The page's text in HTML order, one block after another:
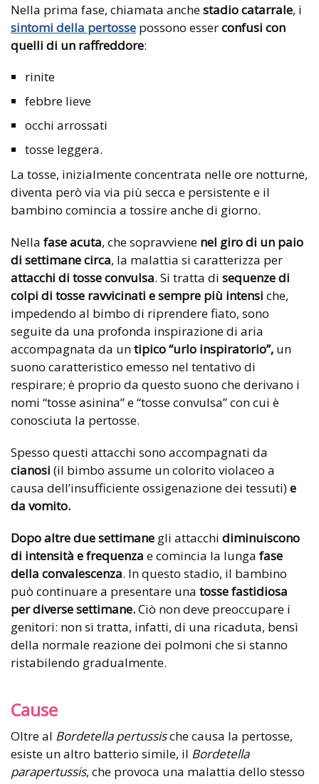
Nella prima fase, chiamata anchestadio catarrale, i
sintomi della pertosse possono esserconfusi con
quelli di un raffreddore:
rinite
febbre lieve
occhi arrossati
tosse leggera.
La tosse, inizialmente concentrata nelle ore notturne,
diventa però via via più secca e persistente e il
bambino comincia a tossire anche di giorno.
Nella fase acuta, che sopravviene nel giro di un paio
di settimane circa, la malattia si caratterizza per
attacchi di tosse convulsa. Si tratta di sequenze di
colpi di tosse ravvicinati e sempre più intensi che,
impedendo al bimbo di riprendere fiato, sono
seguite da una profonda inspirazione di aria
accompagnata da untipico “urlo inspiratorio”, un
suono caratteristico emesso nel tentativo di
respirare; è proprio da questo suono che derivano i
nomi “tosse asinina” e “tosse convulsa” con cui è
conosciuta la pertosse.
Spesso questi attacchi sono accompagnati da
cianosi (il bimbo assume un colorito violaceo a
causa dell’insufficiente ossigenazione dei tessuti)e
da vomito.
Dopo altre due settimane gli attacchi diminuiscono
di intensità e frequenza e comincia la lunga fase
della convalescenza. In questo stadio, il bambino
può continuare a presentare una tosse fastidiosa
per diverse settimane.Ciò non deve preoccupare i
genitori: non si tratta, infatti, di una ricaduta, bensì
della normale reazione dei polmoni che si stanno
ristabilendo gradualmente.
Cause
Oltre al Bordetella pertussische causa la pertosse,
esiste un altro batterio simile, il Bordetella
parapertussis, che provoca una malattia dello stesso